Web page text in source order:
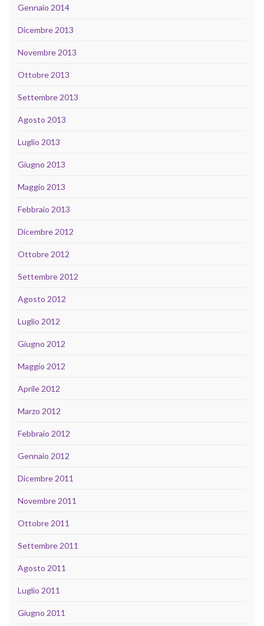
Gennaio 2014
Dicembre 2013
Novembre 2013
Ottobre 2013
Settembre 2013
Agosto 2013
Luglio 2013
Giugno 2013
Maggio 2013
Febbraio 2013
Dicembre 2012
Ottobre 2012
Settembre 2012
Agosto 2012
Luglio 2012
Giugno 2012
Maggio 2012
Aprile 2012
Marzo 2012
Febbraio 2012
Gennaio 2012
Dicembre 2011
Novembre 2011
Ottobre 2011
Settembre 2011
Agosto 2011
Luglio 2011
Giugno 2011